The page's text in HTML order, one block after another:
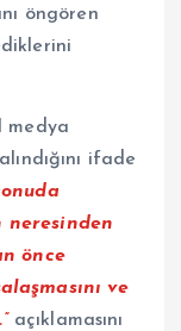
öngören
medya
ifade
neresinden
önce
ve
açıklamasını